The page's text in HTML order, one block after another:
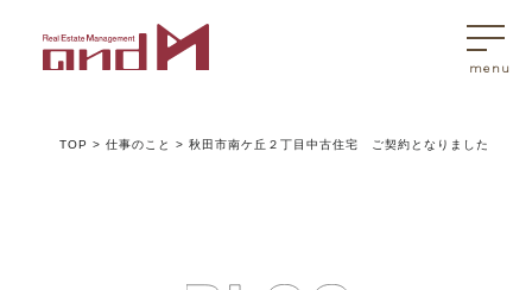
トップページ
TOP >仕事のこと >秋田市南ケ丘２丁目中古住宅 ご契約となりました